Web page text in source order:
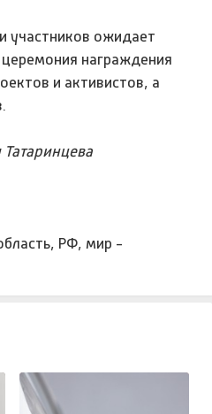
участников ожидает
награждения
и активистов, а
Татаринцева
РФ, мир -